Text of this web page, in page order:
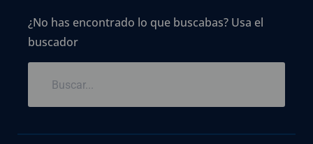
¿No has encontrado lo que buscabas? Usa el
buscador